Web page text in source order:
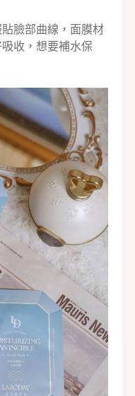
臉部曲線，面膜材
收，想要補水保